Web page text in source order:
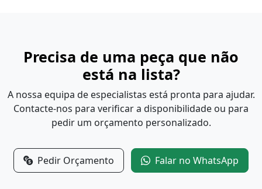
Precisa de uma peça que não
está na lista?
A nossa equipa de especialistas está pronta para ajudar.
Contacte-nos para verificar a disponibilidade ou para
pedir um orçamento personalizado.
Pedir Orçamento Falar no WhatsApp